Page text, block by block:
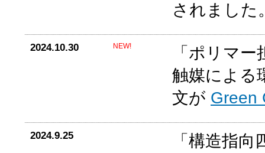
されました
2024.10.30 NEW!
「ポリマ
触媒による
文が Green
2024.9.25
「構造指